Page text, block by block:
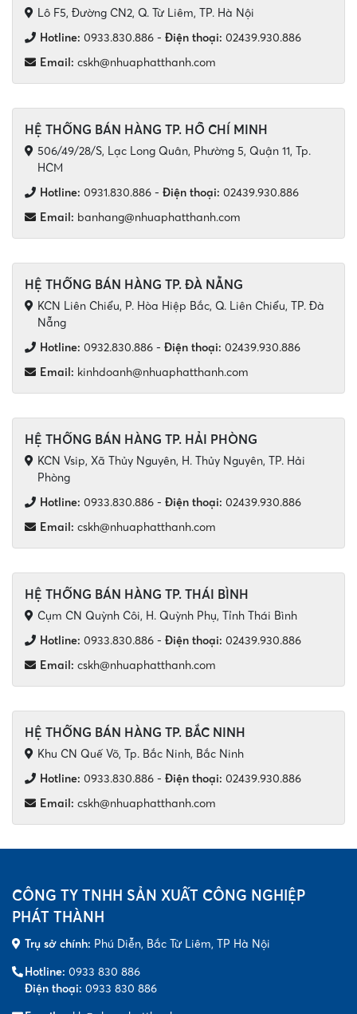
Lô F5, Đường CN2, Q. Từ Liêm, TP. Hà Nội
Hotline: 0933.830.886 - Điện thoại: 02439.930.886
Email: cskh@nhuaphatthanh.com
HỆ THỐNG BÁN HÀNG TP. HỒ CHÍ MINH
506/49/28/S, Lạc Long Quân, Phường 5, Quận 11, Tp.
HCM
Hotline: 0931.830.886 - Điện thoại: 02439.930.886
Email: banhang@nhuaphatthanh.com
HỆ THỐNG BÁN HÀNG TP. ĐÀ NẴNG
KCN Liên Chiểu, P. Hòa Hiệp Bắc, Q. Liên Chiểu, TP. Đà
Nẵng
Hotline: 0932.830.886 - Điện thoại: 02439.930.886
Email: kinhdoanh@nhuaphatthanh.com
HỆ THỐNG BÁN HÀNG TP. HẢI PHÒNG
KCN Vsip, Xã Thủy Nguyên, H. Thủy Nguyên, TP. Hải
Phòng
Hotline: 0933.830.886 - Điện thoại: 02439.930.886
Email: cskh@nhuaphatthanh.com
HỆ THỐNG BÁN HÀNG TP. THÁI BÌNH
Cụm CN Quỳnh Côi, H. Quỳnh Phụ, Tỉnh Thái Bình
Hotline: 0933.830.886 - Điện thoại: 02439.930.886
Email: cskh@nhuaphatthanh.com
HỆ THỐNG BÁN HÀNG TP. BẮC NINH
Khu CN Quế Võ, Tp. Bắc Ninh, Bắc Ninh
Hotline: 0933.830.886 - Điện thoại: 02439.930.886
Email: cskh@nhuaphatthanh.com
CÔNG TY TNHH SẢN XUẤT CÔNG NGHIỆP
PHÁT THÀNH
Trụ sở chính: Phú Diễn, Bắc Từ Liêm, TP Hà Nội
Hotline: 0933 830 886
Điện thoại: 0933 830 886